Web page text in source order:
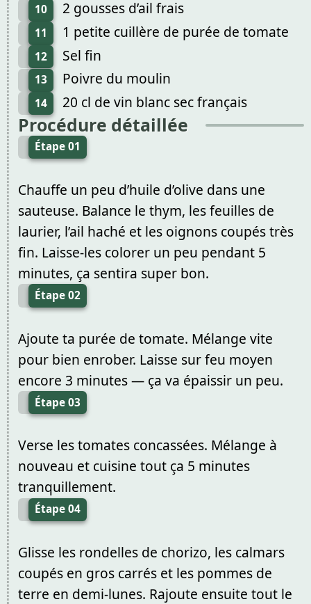
10 2 gousses d’ail frais
11 1 petite cuillère de purée de tomate
12 Sel fin
13 Poivre du moulin
14 20 cl de vin blanc sec français
Procédure détaillée
Étape 01
Chauffe un peu d’huile d’olive dans une
sauteuse. Balance le thym, les feuilles de
laurier, l’ail haché et les oignons coupés très
fin. Laisse-les colorer un peu pendant 5
minutes, ça sentira super bon.
Étape 02
Ajoute ta purée de tomate. Mélange vite
pour bien enrober. Laisse sur feu moyen
encore 3 minutes — ça va épaissir un peu.
Étape 03
Verse les tomates concassées. Mélange à
nouveau et cuisine tout ça 5 minutes
tranquillement.
Étape 04
Glisse les rondelles de chorizo, les calmars
coupés en gros carrés et les pommes de
terre en demi-lunes. Rajoute ensuite tout le